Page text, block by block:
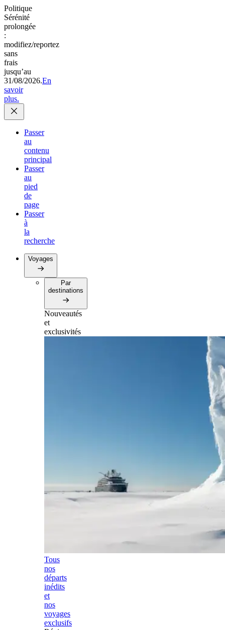
Politique
Sérénité
prolongée
:
modifiez/reportez
sans
frais
jusqu’au
31/08/2026.En
savoir
plus.
Passer
au
contenu
principal
Passer
au
pied
de
page
Passer
à
la
recherche
Voyages
Par
destinations
Nouveautés
et
exclusivités
Tous
nos
départs
inédits
et
nos
voyages
exclusifs